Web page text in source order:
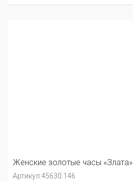
Женские золотые часы «Злата»
Артикул:45630.146